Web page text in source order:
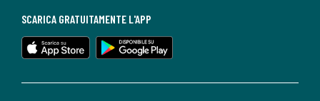
SCARICA GRATUITAMENTE L'APP